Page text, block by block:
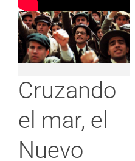
Cruzando
el mar, el
Nuevo